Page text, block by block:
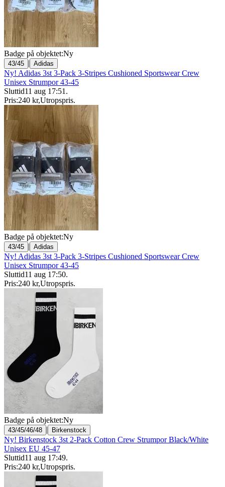
Badge på objektet:Ny
43/45 | Adidas
Ny! Adidas 3st 3-Pack 3-Stripes Cushioned Sportswear Crew
Unisex Strumpor 43-45
Sluttid11 aug 17:51 .
Pris:240 kr,Utropspris.
Badge på objektet:Ny
43/45 | Adidas
Ny! Adidas 3st 3-Pack 3-Stripes Cushioned Sportswear Crew
Unisex Strumpor 43-45
Sluttid11 aug 17:50.
Pris:240 kr,Utropspris.
Badge på objektet:Ny
43/45/46/48 | Birkenstock
Ny! Birkenstock 3st 2-Pack Cotton Crew Strumpor Black/White
Unisex EU 45-47
Sluttid11 aug 17:49.
Pris:240 kr,Utropspris.